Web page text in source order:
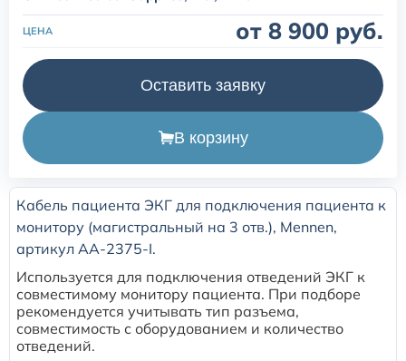
ЦЕНА от 8 900 руб.
Оставить заявку
В корзину
Кабель пациента ЭКГ для подключения пациента к
монитору (магистральный на 3 отв.), Mennen,
артикул AA-2375-I.
Используется для подключения отведений ЭКГ к
совместимому монитору пациента. При подборе
рекомендуется учитывать тип разъема,
совместимость с оборудованием и количество
отведений.
Расходные материалы для транскутанного монитора
Sentec
Расходные материалы к аппарату Авента-М
Расходные материалы к аппаратам ИВЛ Hamilton
Расходные материалы к аппаратам ИВЛ Mindray
Расходные материалы к аппаратам ИВЛ Drager
Расходные материалы к аппаратам Comen